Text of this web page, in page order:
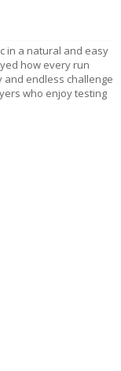
in a natural and easy
how every run
endless challenge
who enjoy testing